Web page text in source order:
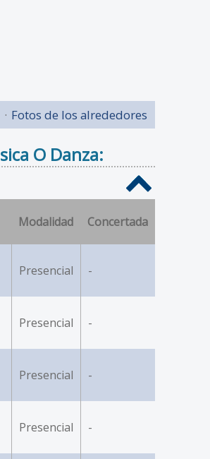
Fotos de los alrededores
O Danza:
Modalidad Concertada
Presencial -
Presencial -
Presencial -
Presencial -